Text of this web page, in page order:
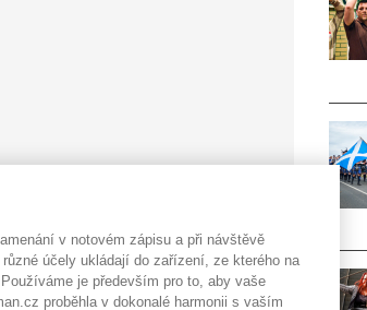
v notovém zápisu a při návštěvě
účely ukládají do zařízení, ze kterého na
je především pro to, aby vaše
proběhla v dokonalé harmonii s vaším